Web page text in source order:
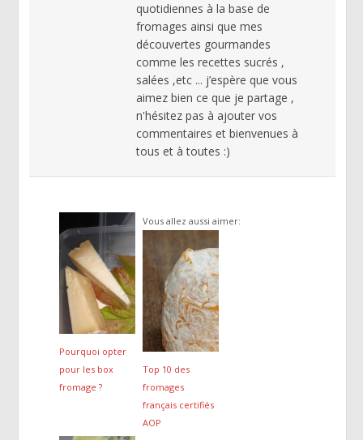
quotidiennes à la base de
fromages ainsi que mes
découvertes gourmandes
comme les recettes sucrés ,
salées ,etc ... j’espère que vous
aimez bien ce que je partage ,
n'hésitez pas à ajouter vos
commentaires et bienvenues à
tous et à toutes :)
Vous allez aussi aimer:
Pourquoi opter
pour les box
fromage ?
Top 10 des
fromages
français certifiés
AOP